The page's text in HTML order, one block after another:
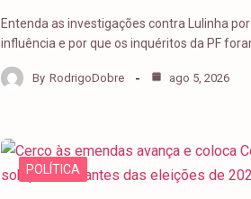
Entenda as investigações contra Lulinha
influência e por que os inquéritos da PF
By RodrigoDobre ago 5, 2026
POLÍTICA